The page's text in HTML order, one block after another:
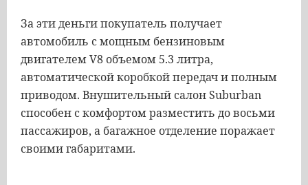
За эти деньги покупатель получает
автомобиль с мощным бензиновым
двигателем V8 объемом 5.3 литра,
автоматической коробкой передач и полным
приводом. Внушительный салон Suburban
способен с комфортом разместить до восьми
пассажиров, а багажное отделение поражает
своими габаритами.